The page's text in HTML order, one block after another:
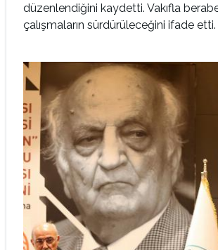
düzenlendiğini kaydetti. Vakıfla
çalışmaların sürdürüleceğini ifade etti.